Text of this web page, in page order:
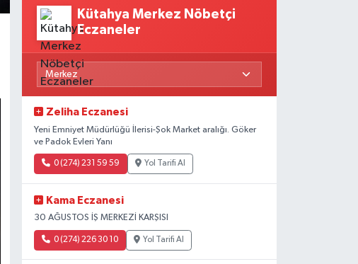
Kütahya Merkez Nöbetçi
Eczaneler
Zeliha Eczanesi
Yeni Emniyet Müdürlüğü İlerisi-Şok Market aralığı. Göker
ve Padok Evleri Yanı
0 (274) 231 59 59 Yol Tarifi Al
Kama Eczanesi
30 AĞUSTOS İŞ MERKEZİ KARŞISI
0 (274) 226 30 10 Yol Tarifi Al